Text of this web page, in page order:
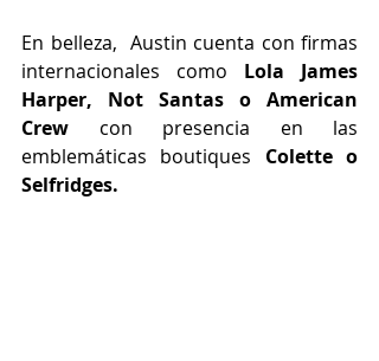
En belleza,  Austin cuenta con firmas
internacionales como Lola James
Harper, Not Santas o American
Crew con presencia en las
emblemáticas boutiques Colette o
Selfridges.